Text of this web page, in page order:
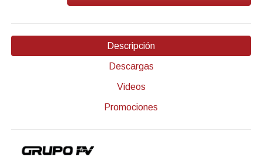
Descripción
Descargas
Videos
Promociones